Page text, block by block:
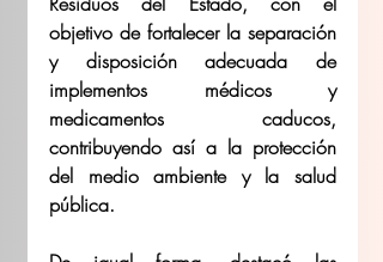
objetivo de fortalecer la separación
y disposición adecuada de
implementos médicos y
medicamentos caducos,
contribuyendo así a la protección
del medio ambiente y la salud
pública.